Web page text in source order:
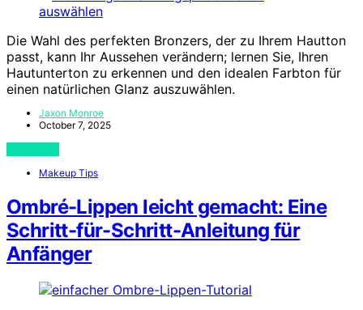
Die Wahl des perfekten Bronzers, der zu Ihrem Hautton
passt, kann Ihr Aussehen verändern; lernen Sie, Ihren
Hautunterton zu erkennen und den idealen Farbton für
einen natürlichen Glanz auszuwählen.
Jaxon Monroe
October 7, 2025
Makeup Tips
Ombré-Lippen leicht gemacht: Eine
Schritt-für-Schritt-Anleitung für
Anfänger